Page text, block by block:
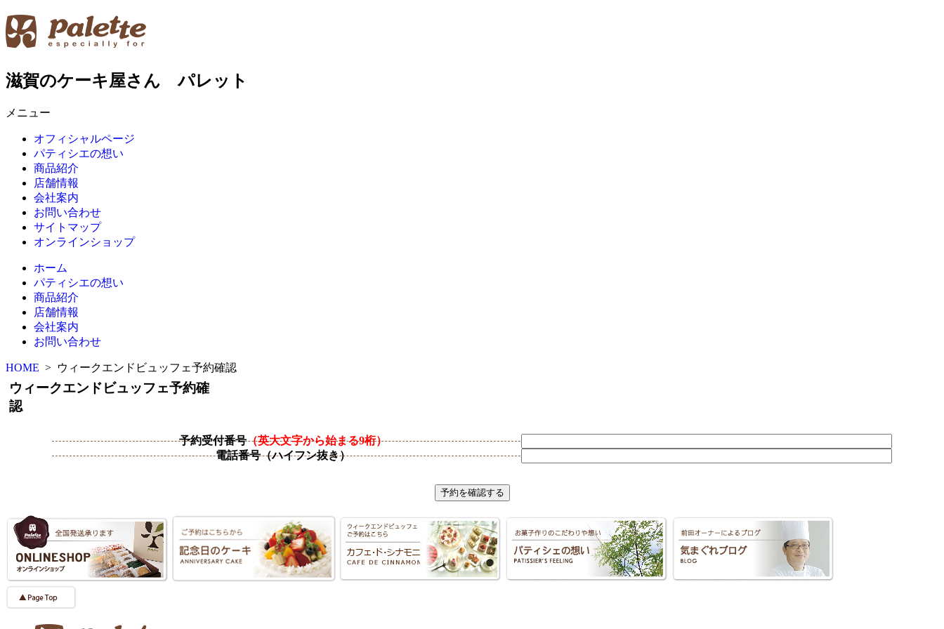
滋賀のケーキ屋さん パレット
メニュー
オフィシャルページ
パティシエの想い
商品紹介
店舗情報
会社案内
お問い合わせ
サイトマップ
オンラインショップ
ホーム
パティシエの想い
商品紹介
店舗情報
会社案内
お問い合わせ
HOME > ウィークエンドビュッフェ予約確認
ウィークエンドビュッフェ予約確
認
予約受付番号（英大文字から始まる9桁）
電話番号（ハイフン抜き）
予約を確認する